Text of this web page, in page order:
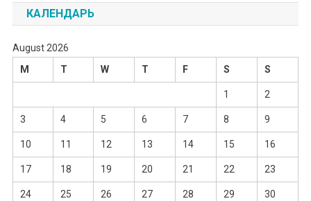
КАЛЕНДАРЬ
August 2026
M
T W T F S S
1 2
3 4 5 6 7 8 9
10 11 12 13 14 15 16
17 18 19 20 21 22 23
24 25 26 27 28 29 30